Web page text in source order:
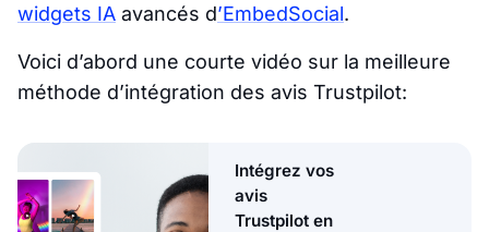
widgets IA avancés d’EmbedSocial.
Voici d’abord une courte vidéo sur la meilleure
méthode d’intégration des avis Trustpilot:
Intégrez vos
avis
Trustpilot en